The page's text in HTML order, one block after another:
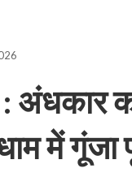
में